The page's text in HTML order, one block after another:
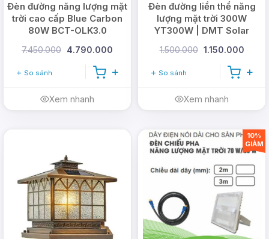
Đèn đường năng lượng mặt
trời cao cấp Blue Carbon
80W BCT-OLK3.0
7.450.000 4.790.000
So sánh
Xem nhanh
Đèn đường liền thể năng
lượng mặt trời 300W
YT300W | DMT Solar
1.500.000 1.150.000
So sánh
Xem nhanh
10%
GIẢM